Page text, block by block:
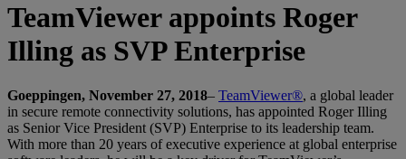
TeamViewer appoints Roger
Illing as SVP Enterprise
Goeppingen, November 27, 2018– TeamViewer®, a global leader
in secure remote connectivity solutions, has appointed Roger Illing
as Senior Vice President (SVP) Enterprise to its leadership team.
With more than 20 years of executive experience at global enterprise